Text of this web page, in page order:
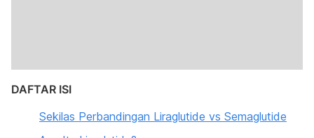
DAFTAR ISI
Sekilas Perbandingan Liraglutide vs Semaglutide